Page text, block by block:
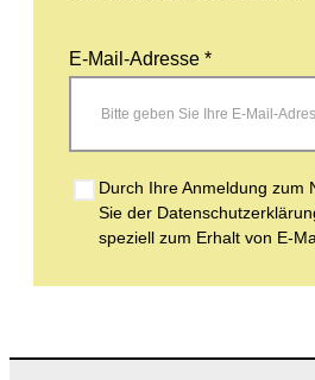
E-Mail-Adresse *
Durch Ihre Anmeldung zum
Sie der
speziell zum Erhalt von E-